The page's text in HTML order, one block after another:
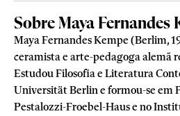
Sobre Maya Fernandes
Maya Fernandes Kempe (Berlim,
ceramista e arte-pedagoga alemã
Estudou Filosofia e Literatura
Universität Berlin e formou-se em
Pestalozzi-Froebel-Haus e no